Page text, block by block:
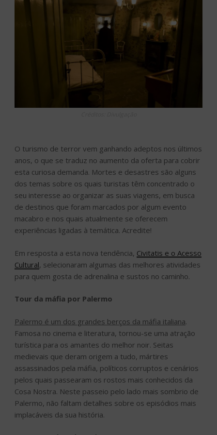
O turismo de terror vem ganhando adeptos nos últimos
anos, o que se traduz no aumento da oferta para cobrir
esta curiosa demanda. Mortes e desastres são alguns
dos temas sobre os quais turistas têm concentrado o
seu interesse ao organizar as suas viagens, em busca
de destinos que foram marcados por algum evento
macabro e nos quais atualmente se oferecem
experiências ligadas à temática. Acredite!
Em resposta a esta nova tendência, Civitatis e o Acesso
Cultural, selecionaram algumas das melhores atividades
para quem gosta de adrenalina e sustos no caminho.
Tour da máfia por Palermo
Palermo é um dos grandes berços da máfia italiana.
Famosa no cinema e literatura, tornou-se uma atração
turística para os amantes do melhor noir. Seitas
medievais que deram origem a tudo, mártires
assassinados pela máfia, políticos corruptos e cenários
pelos quais passearam os rostos mais conhecidos da
Cosa Nostra. Neste passeio pelo lado mais sombrio de
Palermo, não faltam detalhes sobre os episódios mais
implacáveis da sua história.